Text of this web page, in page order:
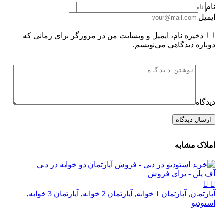
نام
ایمیل
ذخیره نام، ایمیل و وبسایت من در مرورگر برای زمانی که
دوباره دیدگاهی می‌نویسم.
دیدگاه
املاک مشابه
آف پلن - برای فروش
آپارتمان, آپارتمان 1 خوابه , آپارتمان 2 خوابه , آپارتمان 3 خوابه
,
استودیو